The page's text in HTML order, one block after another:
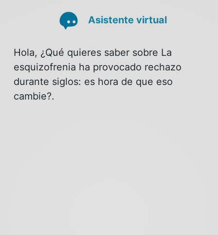
Asistente virtual
Hola, ¿Qué quieres saber sobre La
esquizofrenia ha provocado rechazo
durante siglos: es hora de que eso
cambie?.